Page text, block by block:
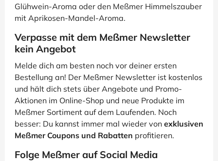
Glühwein-Aroma oder den Meßmer Himmelszauber
mit Aprikosen-Mandel-Aroma.
Verpasse mit dem Meßmer Newsletter
kein Angebot
Melde dich am besten noch vor deiner ersten
Bestellung an! Der Meßmer Newsletter ist kostenlos
und hält dich stets über Angebote und Promo-
Aktionen im Online-Shop und neue Produkte im
Meßmer Sortiment auf dem Laufenden. Noch
besser: Du kannst immer mal wieder von exklusiven
Meßmer Coupons und Rabatten profitieren.
Folge Meßmer auf Social Media